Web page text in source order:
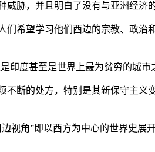
威胁，并且明白了没有与亚洲经济
们希望学习他们西边的宗教、政
印度甚至是世界上最为贫穷的城
不断的处方，特别是其新保守主
边视角”即以西方为中心的世界史